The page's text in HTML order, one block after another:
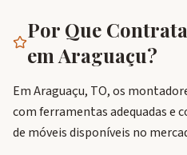
Por Que
em Araguaçu?
Em Araguaçu, TO, os
com ferramentas adequadas e
de móveis disponíveis no